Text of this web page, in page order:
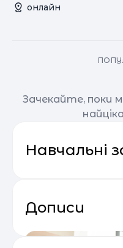
онлайн
Зачекайте, поки
Навчальні
Дописи